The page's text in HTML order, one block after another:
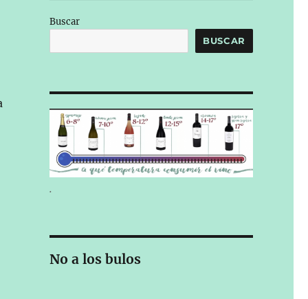
Buscar
BUSCAR
.
No a los bulos